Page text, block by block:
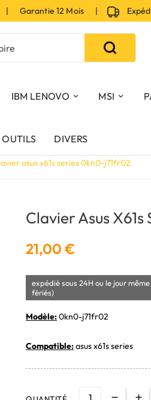
12 Mois |
IBM LENOVO MSI
OUTILS DIVERS
asus x61s series 0kn0-j71fr02
Clavier Asus
21,00 €
expédié sous 24H ou le jour
fériés)
Modèle:0kn0-j71fr02
Compatible:asus x61s series